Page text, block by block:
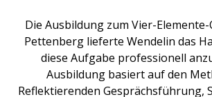
Die Ausbildung zum Vier-Elemente-
Pettenberg lieferte Wendelin das
diese Aufgabe professionell
Ausbildung basiert auf den
Reflektierenden Gesprächsführung,